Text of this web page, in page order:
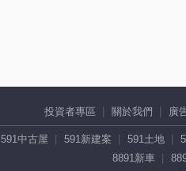
投資者專區 關於我們 廣
591中古屋 591新建案 591土地
8891新車